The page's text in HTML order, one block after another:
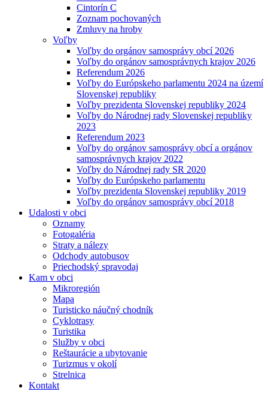
Cintorín C
Zoznam pochovaných
Zmluvy na hroby
Voľby
Voľby do orgánov samosprávy obcí 2026
Voľby do orgánov samosprávnych krajov 2026
Referendum 2026
Voľby do Európskeho parlamentu 2024 na území
Slovenskej republiky
Voľby prezidenta Slovenskej republiky 2024
Voľby do Národnej rady Slovenskej republiky
2023
Referendum 2023
Voľby do orgánov samosprávy obcí a orgánov
samosprávnych krajov 2022
Voľby do Národnej rady SR 2020
Voľby do Európskeho parlamentu
Voľby prezidenta Slovenskej republiky 2019
Voľby do orgánov samosprávy obcí 2018
Udalosti v obci
Oznamy
Fotogaléria
Straty a nálezy
Odchody autobusov
Priechodský spravodaj
Kam v obci
Mikroregión
Mapa
Turisticko náučný chodník
Cyklotrasy
Turistika
Služby v obci
Reštaurácie a ubytovanie
Turizmus v okolí
Strelnica
Kontakt